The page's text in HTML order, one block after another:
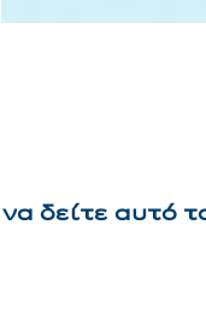
να δείτε αυτό